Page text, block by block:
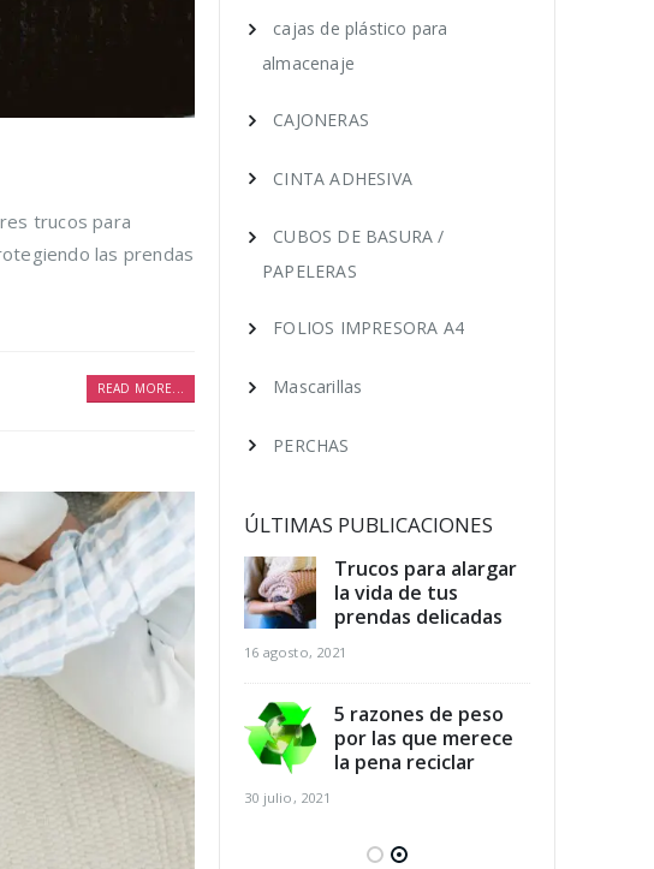
trucos para
las prendas
READ MORE...
cajas de plástico para
almacenaje
CAJONERAS
CINTA ADHESIVA
CUBOS DE BASURA /
PAPELERAS
FOLIOS IMPRESORA A4
Mascarillas
PERCHAS
ÚLTIMAS PUBLICACIONES
Cómo reducir los
desperdicios
alimentarios y
ahorrar al mismo
2021
Claves para el
cuidado de los pies
2021
Trucos para alargar
la vida de tus
prendas delicadas
16 agosto, 2021
5 razones de peso
por las que merece
la pena reciclar
30 julio, 2021